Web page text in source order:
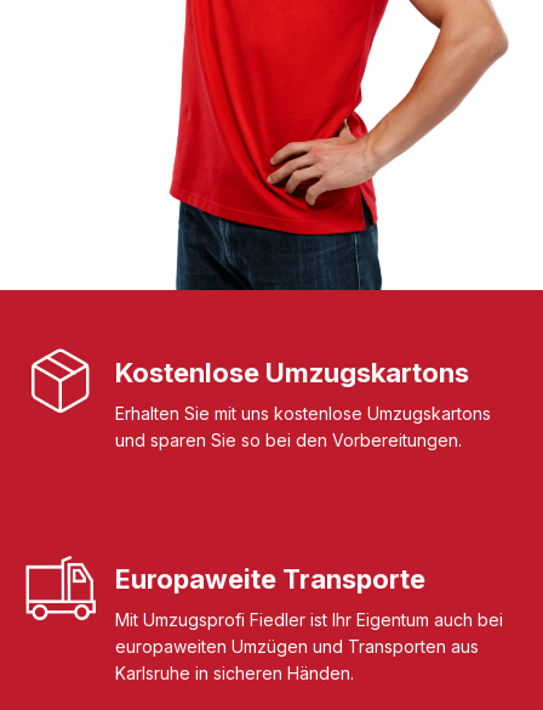
Kostenlose Umzugskartons
Erhalten Sie mit uns kostenlose Umzugskartons
und sparen Sie so bei den Vorbereitungen.
Europaweite Transporte
Mit Umzugsprofi Fiedler ist Ihr Eigentum auch bei
europaweiten Umzügen und Transporten aus
Karlsruhe in sicheren Händen.